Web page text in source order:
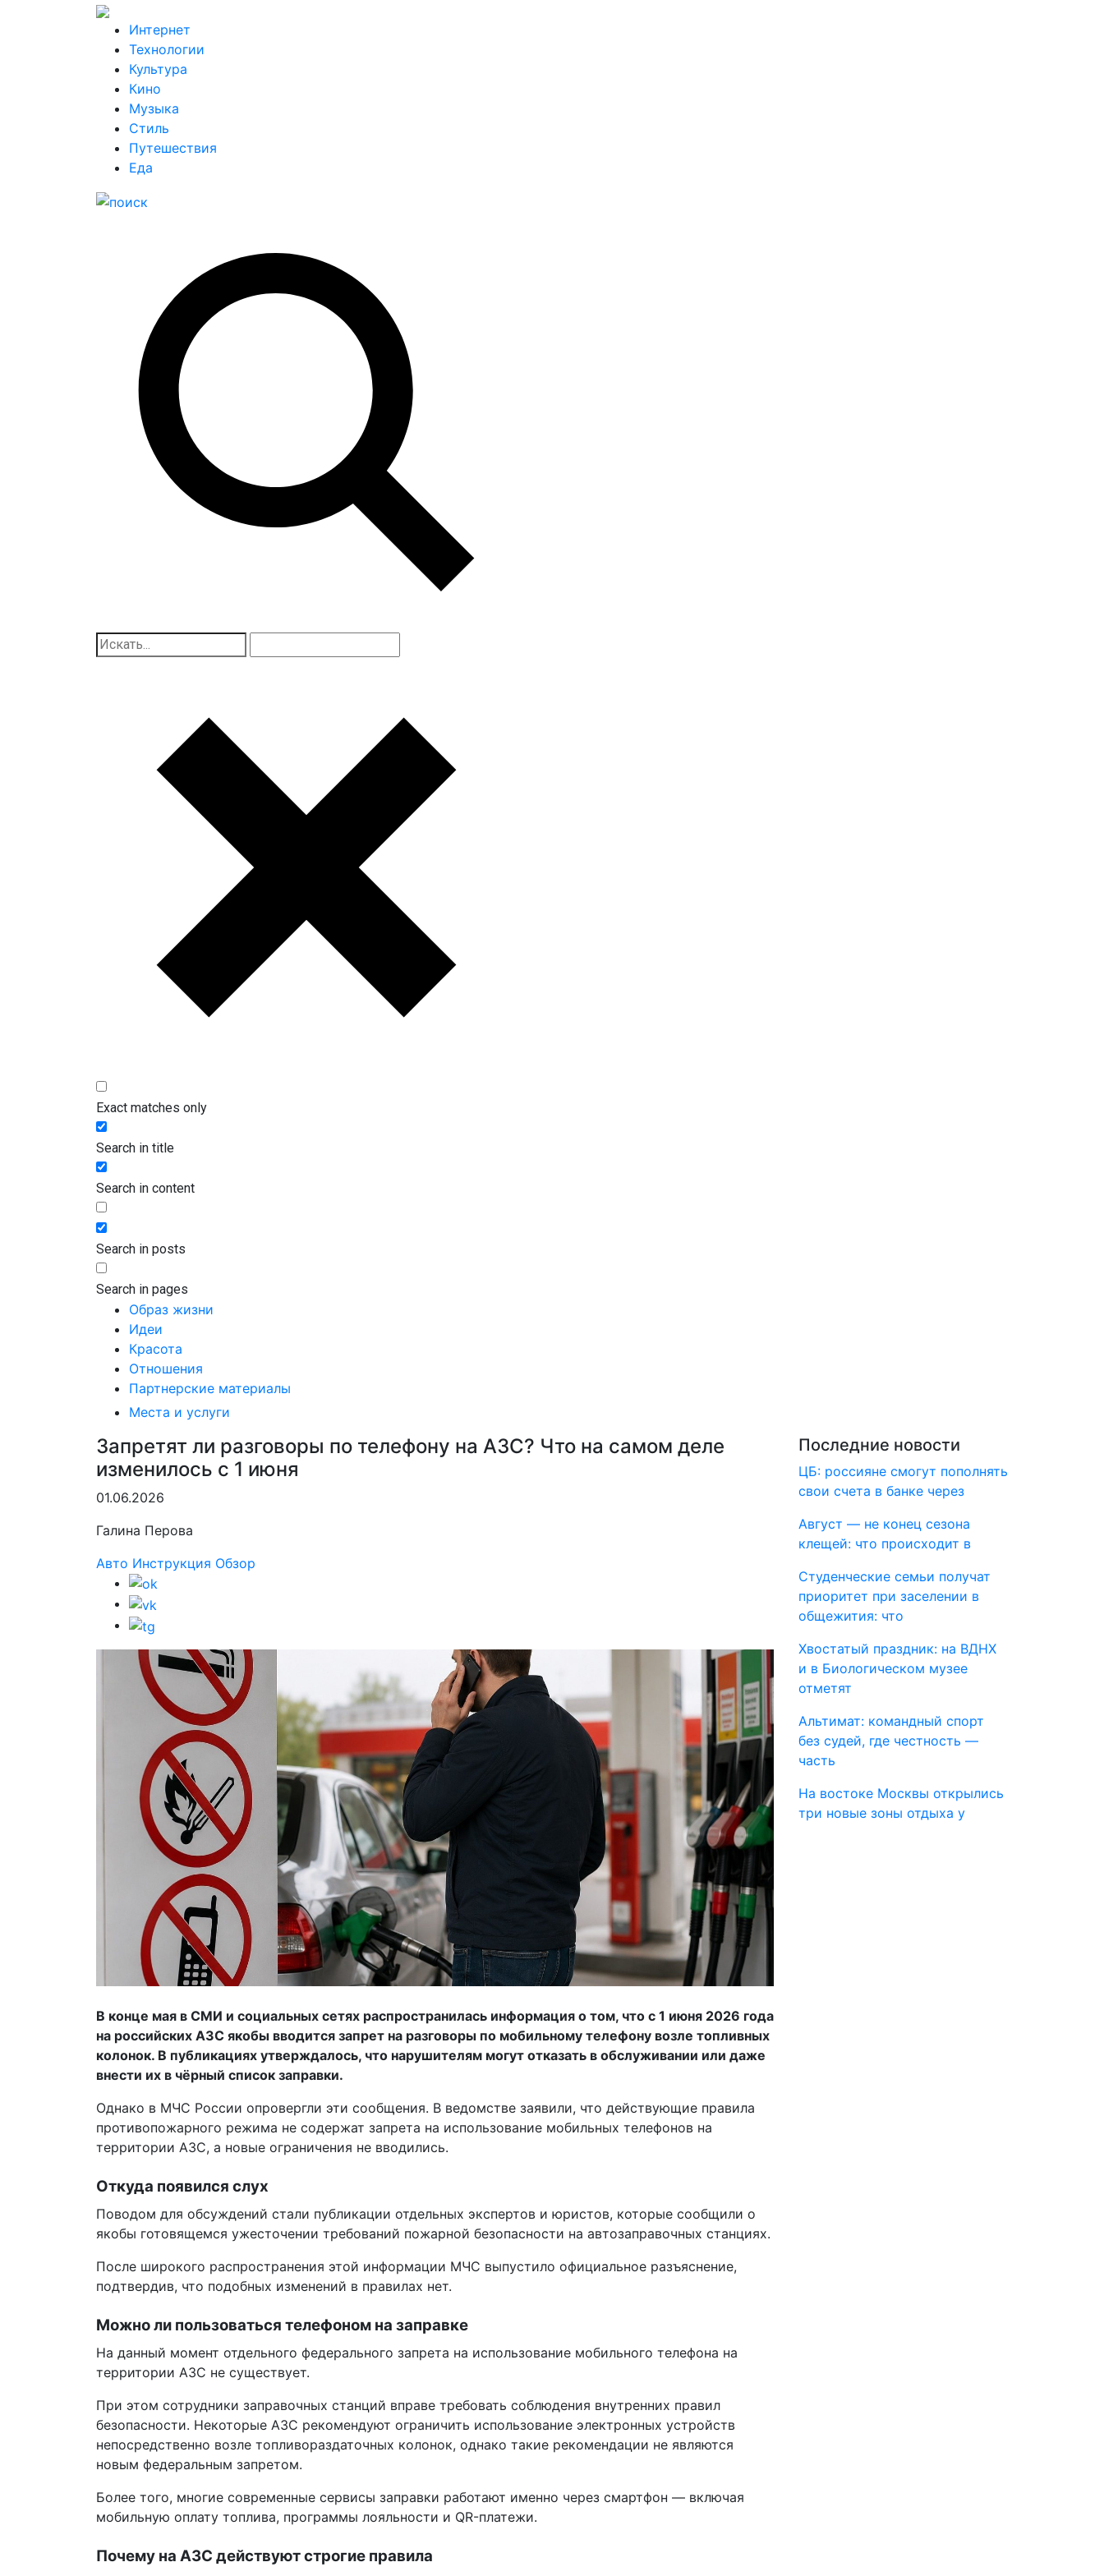
Интернет
Технологии
Культура
Кино
Музыка
Стиль
Путешествия
Еда
Exact matches only
Search in title
Search in content
Search in posts
Search in pages
Образ жизни
Идеи
Красота
Отношения
Партнерские материалы
Места и услуги
Запретят ли разговоры по телефону на АЗС? Что на самом деле
изменилось с 1 июня
01.06.2026
Галина Перова
Авто Инструкция Обзор
В конце мая в СМИ и социальных сетях распространилась информация о том, что с 1 июня 2026 года
на российских АЗС якобы вводится запрет на разговоры по мобильному телефону возле топливных
колонок. В публикациях утверждалось, что нарушителям могут отказать в обслуживании или даже
внести их в чёрный список заправки.
Однако в МЧС России опровергли эти сообщения. В ведомстве заявили, что действующие правила
противопожарного режима не содержат запрета на использование мобильных телефонов на
территории АЗС, а новые ограничения не вводились.
Откуда появился слух
Поводом для обсуждений стали публикации отдельных экспертов и юристов, которые сообщили о
якобы готовящемся ужесточении требований пожарной безопасности на автозаправочных станциях.
После широкого распространения этой информации МЧС выпустило официальное разъяснение,
подтвердив, что подобных изменений в правилах нет.
Можно ли пользоваться телефоном на заправке
На данный момент отдельного федерального запрета на использование мобильного телефона на
территории АЗС не существует.
При этом сотрудники заправочных станций вправе требовать соблюдения внутренних правил
безопасности. Некоторые АЗС рекомендуют ограничить использование электронных устройств
непосредственно возле топливораздаточных колонок, однако такие рекомендации не являются
новым федеральным запретом.
Более того, многие современные сервисы заправки работают именно через смартфон — включая
мобильную оплату топлива, программы лояльности и QR-платежи.
Почему на АЗС действуют строгие правила
Последние новости
ЦБ: россияне смогут пополнять
свои счета в банке через
Август — не конец сезона
клещей: что происходит в
Студенческие семьи получат
приоритет при заселении в
общежития: что
Хвостатый праздник: на ВДНХ
и в Биологическом музее
отметят
Альтимат: командный спорт
без судей, где честность —
часть
На востоке Москвы открылись
три новые зоны отдыха у